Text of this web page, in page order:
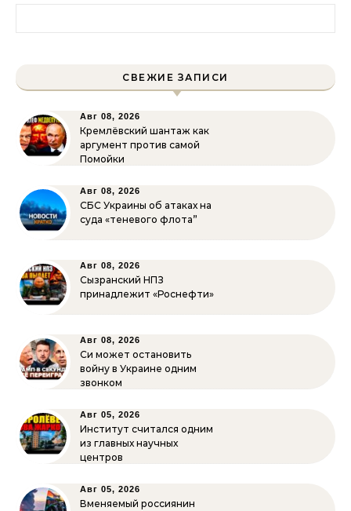
СВЕЖИЕ ЗАПИСИ
Авг 08, 2026
Кремлёвский шантаж как
аргумент против самой
Помойки
Авг 08, 2026
СБС Украины об атаках на
суда «теневого флота”
Авг 08, 2026
Сызранский НПЗ
принадлежит «Роснефти»
Авг 08, 2026
Си может остановить
войну в Украине одним
звонком
Авг 05, 2026
Институт считался одним
из главных научных
центров
Авг 05, 2026
Вменяемый россиянин